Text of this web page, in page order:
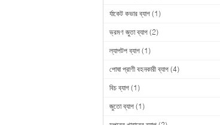
র্যাকেট কভার ব্যাগ (1)
ভ্রমণ জুতা ব্যাগ (2)
ল্যাপটপ ব্যাগ (1)
পোষা প্রাণী বহনকারী ব্যাগ (4)
বিচ ব্যাগ (1)
জুতো ব্যাগ (1)